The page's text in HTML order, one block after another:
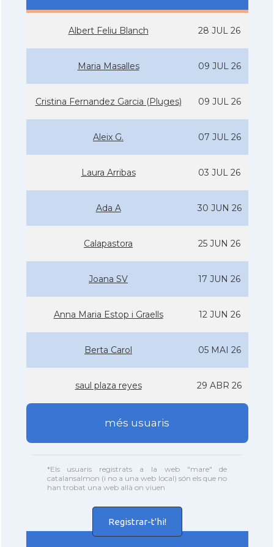
Albert Feliu Blanch 28 JUL 26
Maria Masalles 09 JUL 26
Cristina Fernandez Garcia (Pluges) 09 JUL 26
Aleix G. 07 JUL 26
Laura Arribas 03 JUL 26
Ada A 30 JUN 26
Calapastora 25 JUN 26
Joana SV 17 JUN 26
Anna Maria Estop i Graells 12 JUN 26
Berta Carol 05 MAI 26
saul plaza reyes 29 ABR 26
més usuaris
*Els usuaris registrats a la web "mare" de
catalansalmon (i no a una web local) són els que no
han trobat una web allà on viuen
Registrar-t'hi!